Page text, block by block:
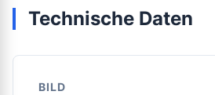
Technische Daten
BILD